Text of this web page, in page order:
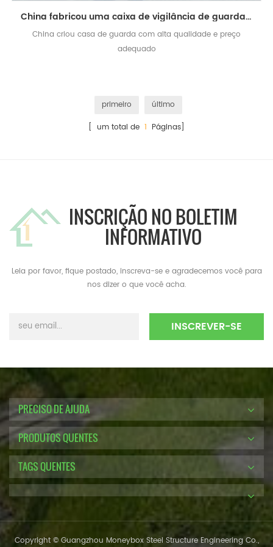
China fabricou uma caixa de vigilância de guarda pré-fabricada portátil de segurança econômica
China criou casa de guarda com alta qualidade e preço
adequado
primeiro
último
[ um total de 1 Páginas]
INSCRIÇÃO NO BOLETIM
INFORMATIVO
Leia por favor, fique postado, inscreva-se e agradecemos você para
nos dizer o que você acha.
PRECISO DE AJUDA
PRODUTOS QUENTES
TAGS QUENTES
Copyright © Guangzhou Moneybox Steel Structure Engineering Co.,